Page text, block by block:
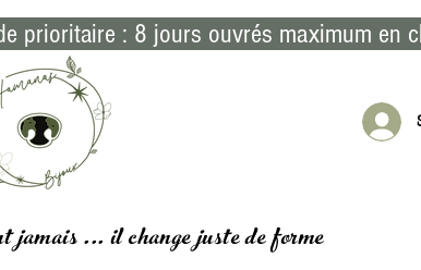
prioritaire : 8 jours ouvrés maximum
jamais ... ilchangejuste de forme